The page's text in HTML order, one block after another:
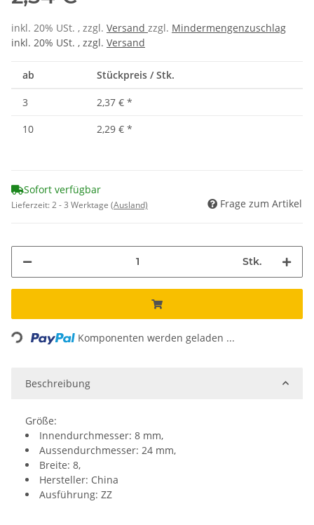
inkl. 20% USt. , zzgl. Versand zzgl. Mindermengenzuschlag
inkl. 20% USt. , zzgl. Versand
ab Stückpreis / Stk.
3 2,37 € *
10
2,29 € *
Sofort verfügbar
Lieferzeit:2 - 3 Werktage (Ausland) Frage zum Artikel
Stk.
Loading... Komponenten werden geladen ...
Beschreibung
Größe:
Innendurchmesser: 8 mm,
Aussendurchmesser: 24 mm,
Breite: 8,
Hersteller: China
Ausführung: ZZ